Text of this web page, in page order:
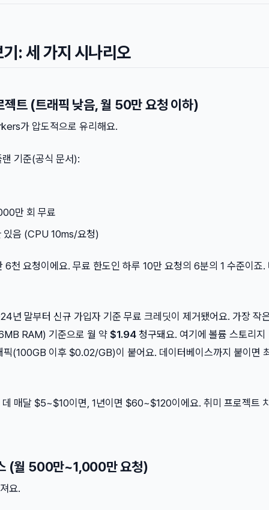
: 세 가지 시나리오
젝트 (트래픽 낮음, 월 50만 요청 이하)
가 압도적으로 유리해요.
기준(공식 문서):
만 회 무료
있음 (CPU 10ms/요청)
6천 요청이에요. 무료 한도인 하루 10만 요청의 6분의 1 수준이죠.
년 말부터 신규 가입자 기준 무료 크레딧이 제거됐어요. 가장 작
RAM) 기준으로 월 약 $1.94청구돼요. 여기에 볼륨 스토리지
(100GB 이후 $0.02/GB)이 붙어요. 데이터베이스까지 붙이면
데 매달 $5~$10이면, 1년이면 $60~$120이에요. 취미 프로젝트
(월 500만~1,000만 요청)
요.